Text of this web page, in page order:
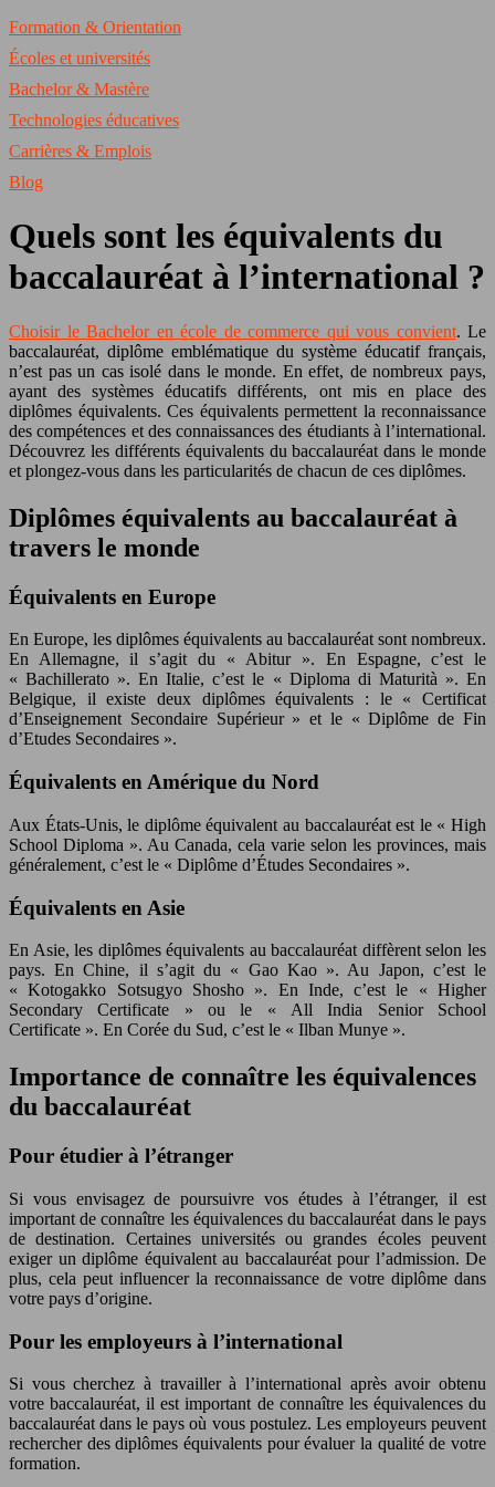
Formation & Orientation
Écoles et universités
Bachelor & Mastère
Technologies éducatives
Carrières & Emplois
Blog
Quels sont les équivalents du
baccalauréat à l’international ?
Choisir le Bachelor en école de commerce qui vous convient. Le
baccalauréat, diplôme emblématique du système éducatif français,
n’est pas un cas isolé dans le monde. En effet, de nombreux pays,
ayant des systèmes éducatifs différents, ont mis en place des
diplômes équivalents. Ces équivalents permettent la reconnaissance
des compétences et des connaissances des étudiants à l’international.
Découvrez les différents équivalents du baccalauréat dans le monde
et plongez-vous dans les particularités de chacun de ces diplômes.
Diplômes équivalents au baccalauréat à
travers le monde
Équivalents en Europe
En Europe, les diplômes équivalents au baccalauréat sont nombreux.
En Allemagne, il s’agit du « Abitur ». En Espagne, c’est le
« Bachillerato ». En Italie, c’est le « Diploma di Maturità ». En
Belgique, il existe deux diplômes équivalents : le « Certificat
d’Enseignement Secondaire Supérieur » et le « Diplôme de Fin
d’Etudes Secondaires ».
Équivalents en Amérique du Nord
Aux États-Unis, le diplôme équivalent au baccalauréat est le « High
School Diploma ». Au Canada, cela varie selon les provinces, mais
généralement, c’est le « Diplôme d’Études Secondaires ».
Équivalents en Asie
En Asie, les diplômes équivalents au baccalauréat diffèrent selon les
pays. En Chine, il s’agit du « Gao Kao ». Au Japon, c’est le
« Kotogakko Sotsugyo Shosho ». En Inde, c’est le « Higher
Secondary Certificate » ou le « All India Senior School
Certificate ». En Corée du Sud, c’est le « Ilban Munye ».
Importance de connaître les équivalences
du baccalauréat
Pour étudier à l’étranger
Si vous envisagez de poursuivre vos études à l’étranger, il est
important de connaître les équivalences du baccalauréat dans le pays
de destination. Certaines universités ou grandes écoles peuvent
exiger un diplôme équivalent au baccalauréat pour l’admission. De
plus, cela peut influencer la reconnaissance de votre diplôme dans
votre pays d’origine.
Pour les employeurs à l’international
Si vous cherchez à travailler à l’international après avoir obtenu
votre baccalauréat, il est important de connaître les équivalences du
baccalauréat dans le pays où vous postulez. Les employeurs peuvent
rechercher des diplômes équivalents pour évaluer la qualité de votre
formation.